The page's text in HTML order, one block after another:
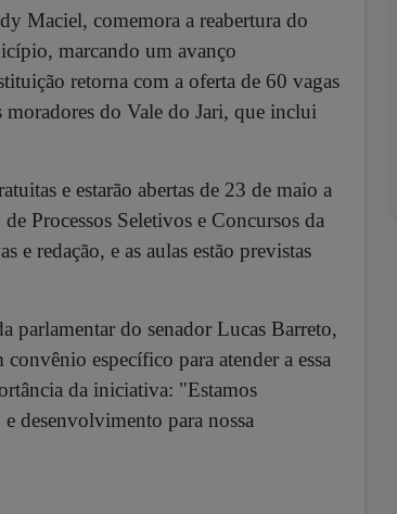
Maciel, comemora a reabertura do
marcando um avanço
retorna com a oferta de 60 vagas
moradores do Vale do Jari, que inclui
e estarão abertas de 23 de maio a
Processos Seletivos e Concursos da
e redação, e as aulas estão previstas
parlamentar do senador Lucas Barreto,
específico para atender a essa
da iniciativa: "Estamos
desenvolvimento para nossa